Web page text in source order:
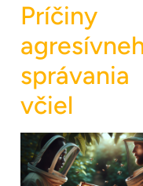
Príčiny
správania
včiel